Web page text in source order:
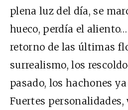
plena luz del día, se
hueco, perdía el
retorno de las últimas
surrealismo, los
pasado, los hachones
Fuertes personalidades,